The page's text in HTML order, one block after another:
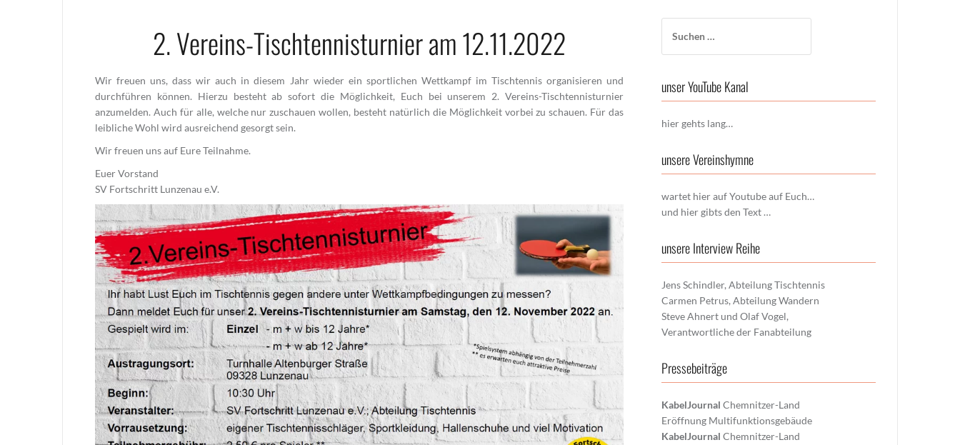
2. Vereins-Tischtennisturnier am 12.11.2022
Wir freuen uns, dass wir auch in diesem Jahr wieder ein sportlichen Wettkampf im Tischtennis organisieren und
durchführen können. Hierzu besteht ab sofort die Möglichkeit, Euch bei unserem 2. Vereins-Tischtennisturnier
anzumelden. Auch für alle, welche nur zuschauen wollen, besteht natürlich die Möglichkeit vorbei zu schauen. Für das
leibliche Wohl wird ausreichend gesorgt sein.
Wir freuen uns auf Eure Teilnahme.
Euer Vorstand
SV Fortschritt Lunzenau e.V.
nach:
unser YouTube Kanal
hier gehts lang…
unsere Vereinshymne
wartet hier auf Youtube auf Euch…
und hier gibts den Text …
unsere Interview Reihe
Jens Schindler, Abteilung Tischtennis
Carmen Petrus, Abteilung Wandern
Steve Ahnert und Olaf Vogel,
Verantwortliche der Fanabteilung
Pressebeiträge
KabelJournal Chemnitzer-Land
Eröffnung Multifunktionsgebäude
KabelJournal Chemnitzer-Land